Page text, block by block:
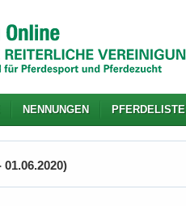
NENNUNGEN PFERDELISTE
01.06.2020)